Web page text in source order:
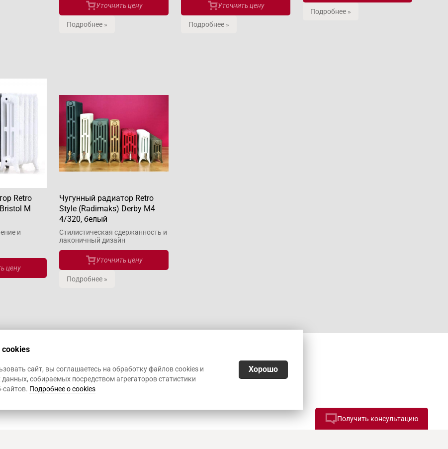
Уточнить цену
Подробнее »
Уточнить цену
Подробнее »
Подробнее »
Retro
М
и
цену
Чугунный радиатор Retro
Style (Radimaks) Derby М4
4/320, белый
Стилистическая сдержанность и
лаконичный дизайн
Уточнить цену
Подробнее »
Получить консультацию
сайт, вы соглашаетесь на обработку файлов cookies и
данных, собираемых посредством агрегаторов статистики
сайтов. Подробнее о cookies
Хорошо